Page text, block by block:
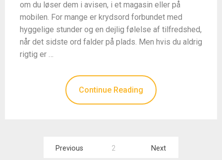
om du løser dem i avisen, i et magasin eller på
mobilen. For mange er krydsord forbundet med
hyggelige stunder og en dejlig følelse af tilfredshed,
når det sidste ord falder på plads. Men hvis du aldrig
rigtig er …
Continue Reading
Indlægsinddeling
Previous 2 Next